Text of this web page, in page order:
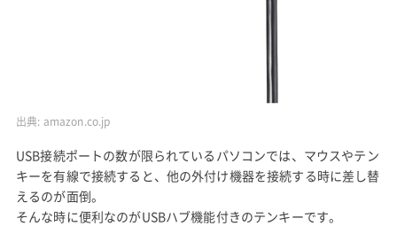
出典: amazon.co.jp
USB接続ポートの数が限られているパソコンでは、マウスやテン
キーを有線で接続すると、他の外付け機器を接続する時に差し替
えるのが面倒。
そんな時に便利なのがUSBハブ機能付きのテンキーです。